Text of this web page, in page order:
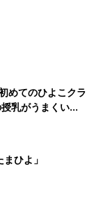
しまうからで
受けトレーなど
らわれ、それを
菌が食器やコッ
るので注意が必
いでから乾かし
合は、クエン酸
めてのひよこクラ
乳がうまくい
トラブル 解決テ
ひよ」